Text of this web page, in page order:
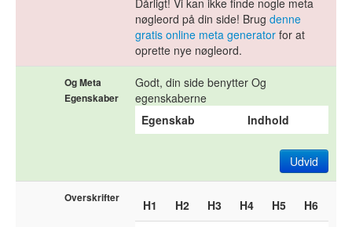
Dårligt! Vi kan ikke finde nogle meta
nøgleord på din side! Brug denne
gratis online meta generator for at
oprette nye nøgleord.
Og Meta
Egenskaber
Godt, din side benytter Og
egenskaberne
Egenskab
Indhold
Udvid
Overskrifter H1 H2 H3 H4 H5 H6